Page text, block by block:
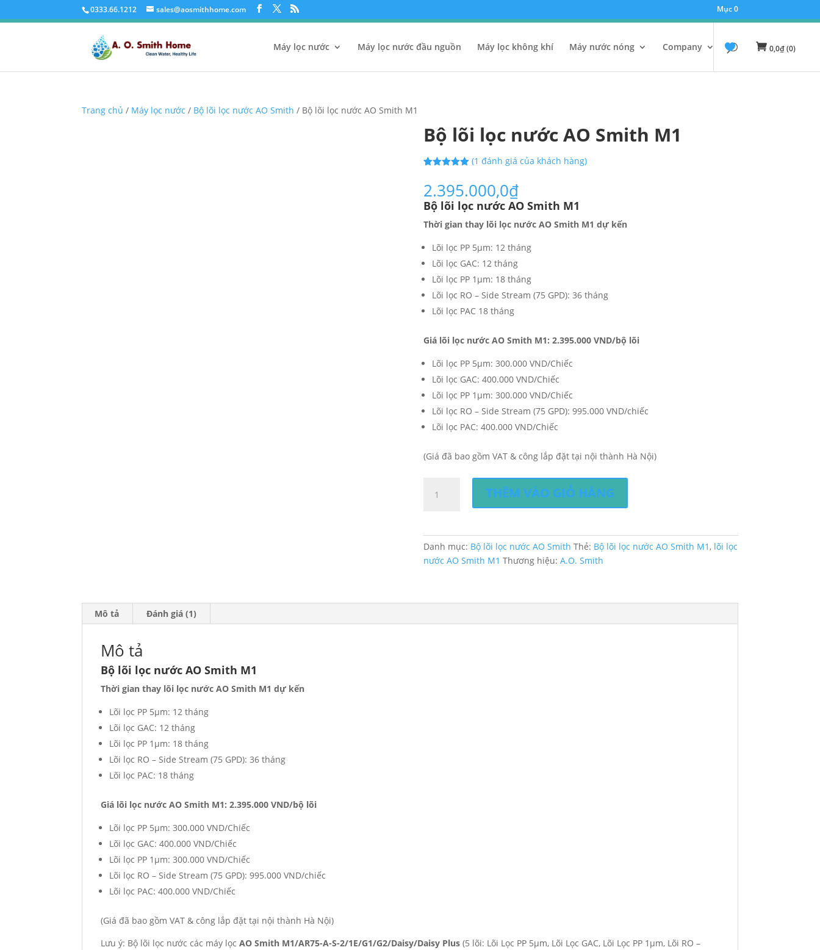
0333.66.1212 sales@aosmithhome.com Mục 0
Máy lọc nước Máy lọc nước đầu nguồn Máy lọc không khí Máy nước nóng Company 0,0₫(0)
Trang chủ / Máy lọc nước / Bộ lõi lọc nước AO Smith / Bộ lõi lọc nước AO Smith M1
Bộ lõi lọc nước AO Smith M1
đánh giá
(1 đánh giá của khách hàng)
2.395.000,0₫
Bộ lõi lọc nước AO Smith M1
Thời gian thay lõi lọc nước AO Smith M1 dự kến
Lõi lọc PP 5µm: 12 tháng
Lõi lọc GAC: 12 tháng
Lõi lọc PP 1µm: 18 tháng
Lõi lọc RO – Side Stream (75 GPD): 36 tháng
Lõi lọc PAC 18 tháng
Giá lõi lọc nước AO Smith M1: 2.395.000 VND/bộ lõi
Lõi lọc PP 5µm: 300.000 VND/Chiếc
Lõi lọc GAC: 400.000 VND/Chiếc
Lõi lọc PP 1µm: 300.000 VND/Chiếc
Lõi lọc RO – Side Stream (75 GPD): 995.000 VND/chiếc
Lõi lọc PAC: 400.000 VND/Chiếc
(Giá đã bao gồm VAT & công lắp đặt tại nội thành Hà Nội)
THÊM VÀO GIỎ HÀNG
Danh mục: Bộ lõi lọc nước AO Smith Thẻ: Bộ lõi lọc nước AO Smith M1 , lõi lọc
nước AO Smith M1 Thương hiệu: A.O. Smith
Mô tả Đánh giá (1)
Mô tả
Bộ lõi lọc nước AO Smith M1
Thời gian thay lõi lọc nước AO Smith M1 dự kến
Lõi lọc PP 5µm: 12 tháng
Lõi lọc GAC: 12 tháng
Lõi lọc PP 1µm: 18 tháng
Lõi lọc RO – Side Stream (75 GPD): 36 tháng
Lõi lọc PAC: 18 tháng
Giá lõi lọc nước AO Smith M1: 2.395.000 VND/bộ lõi
Lõi lọc PP 5µm: 300.000 VND/Chiếc
Lõi lọc GAC: 400.000 VND/Chiếc
Lõi lọc PP 1µm: 300.000 VND/Chiếc
Lõi lọc RO – Side Stream (75 GPD): 995.000 VND/chiếc
Lõi lọc PAC: 400.000 VND/Chiếc
(Giá đã bao gồm VAT & công lắp đặt tại nội thành Hà Nội)
Lưu ý: Bộ lõi lọc nước các máy lọcAO Smith M1/AR75-A-S-2/1E/G1/G2/Daisy/Daisy Plus (5 lõi: Lõi Lọc PP 5µm, Lõi Lọc GAC, Lõi Lọc PP 1µm, Lõi RO –